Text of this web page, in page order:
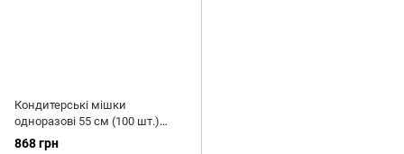
Кондитерські мішки
одноразові 55 см (100 шт.)
Martellato
868 грн